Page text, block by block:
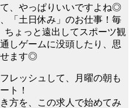
、やっぱりいいですよね◎
「土日休み」のお仕事！毎
ちょっと遠出してスポーツ観
しゲームに没頭したり、思
せます◎
レッシュして、月曜の朝も
ト！
方を、この求人で始めてみ